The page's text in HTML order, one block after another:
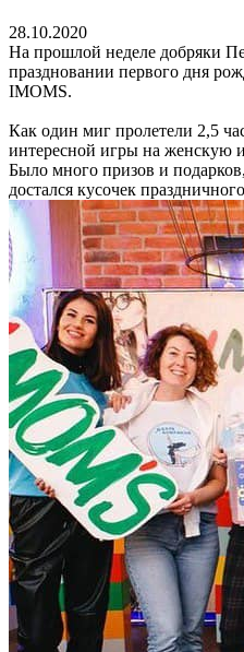
28.10.2020
На прошлой неделе добряки
праздновании первого дня
IMOMS.
Как один миг пролетели 2,5
интересной игры на женскую
Было много призов и
достался кусочек